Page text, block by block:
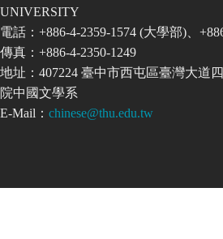
UNIVERSITY
電話：+886-4-2359-1574 (大學部)、
傳真：+886-4-2350-1249
地址：407224 臺中市西屯區臺灣大道
院中國文學系
E-Mail： chinese@thu.edu.tw